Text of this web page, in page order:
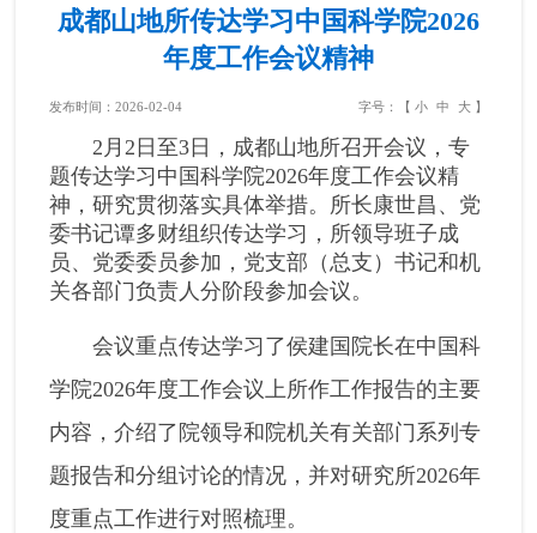
成都山地所传达学习中国科学院2026
年度工作会议精神
发布时间：2026-02-04 字号：【 小 中 大】
2月2日至3日，成都山地所召开会议，专
题传达学习中国科学院2026年度工作会议精
神，研究贯彻落实具体举措。所长康世昌、党
委书记谭多财组织传达学习，所领导班子成
员、党委委员参加，党支部（总支）书记和机
关各部门负责人分阶段参加会议。
会议重点传达学习了侯建国院长在中国科
学院2026年度工作会议上所作工作报告的主要
内容，介绍了院领导和院机关有关部门系列专
题报告和分组讨论的情况，并对研究所2026年
度重点工作进行对照梳理。